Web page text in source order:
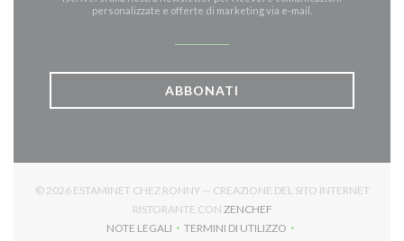
personalizzate e offerte di marketing via e-mail.
ABBONATI
© 2026 ESTAMINET CHEZ RONNY — CREAZIONE DEL SITO INTERNET
RISTORANTE CON ZENCHEF((APRE UNA NUOVA
NOTE LEGALI
((APRE UNA NUOVA FINESTRA))
TERMINI DI UTILIZZO
((APRE UNA NUOVA FINESTRA))